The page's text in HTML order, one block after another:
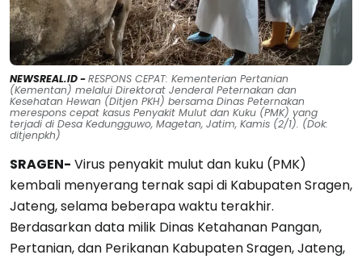
NEWSREAL.ID -RESPONS CEPAT: Kementerian Pertanian
(Kementan) melalui Direktorat Jenderal Peternakan dan
Kesehatan Hewan (Ditjen PKH) bersama Dinas Peternakan
merespons cepat kasus Penyakit Mulut dan Kuku (PMK) yang
terjadi di Desa Kedungguwo, Magetan, Jatim, Kamis (2/1). (Dok:
ditjenpkh)
SRAGEN- Virus penyakit mulut dan kuku (PMK)
kembali menyerang ternak sapi di Kabupaten Sragen,
Jateng, selama beberapa waktu terakhir.
Berdasarkan data milik Dinas Ketahanan Pangan,
Pertanian, dan Perikanan Kabupaten Sragen, Jateng,